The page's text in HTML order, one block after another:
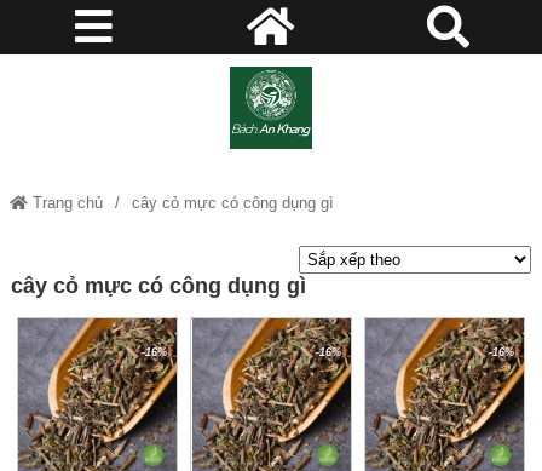
Trang chủ cây cỏ mực có công dụng gì
cây cỏ mực có công dụng gì
-16% -16% -16%